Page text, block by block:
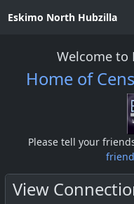
Eskimo North Hubzilla
Welcome to
Home of
Please tell your
View